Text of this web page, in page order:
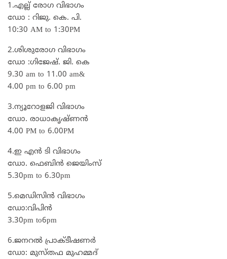
1.എല്ല് രോഗ വിഭാഗം
ഡോ : റിജു. കെ. പി.
10:30 AM to 1:30PM
2.ശിശുരോഗ വിഭാഗം
ഡോ :ഗിജേഷ്. ജി. കെ
9.30 am to 11.00 am&
4.00 pm to 6.00 pm
3.ന്യൂറോളജി വിഭാഗം
ഡോ. രാധാകൃഷ്ണൻ
4.00 PM to 6.00PM
4.ഇ എൻ ടി വിഭാഗം
ഡോ. ഫെബിൻ ജെയിംസ്
5.30pm to 6.30pm
5.മെഡിസിൻ വിഭാഗം
ഡോ:വിപിൻ
3.30pm to6pm
6.ജനറൽ പ്രാക്ടീഷണർ
ഡോ: മുസ്തഫ മുഹമ്മദ്